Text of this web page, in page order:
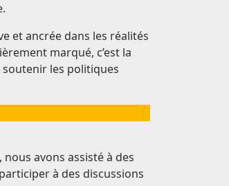
et ancrée dans les réalités
marqué, c’est la
les politiques
avons assisté à des
à des discussions